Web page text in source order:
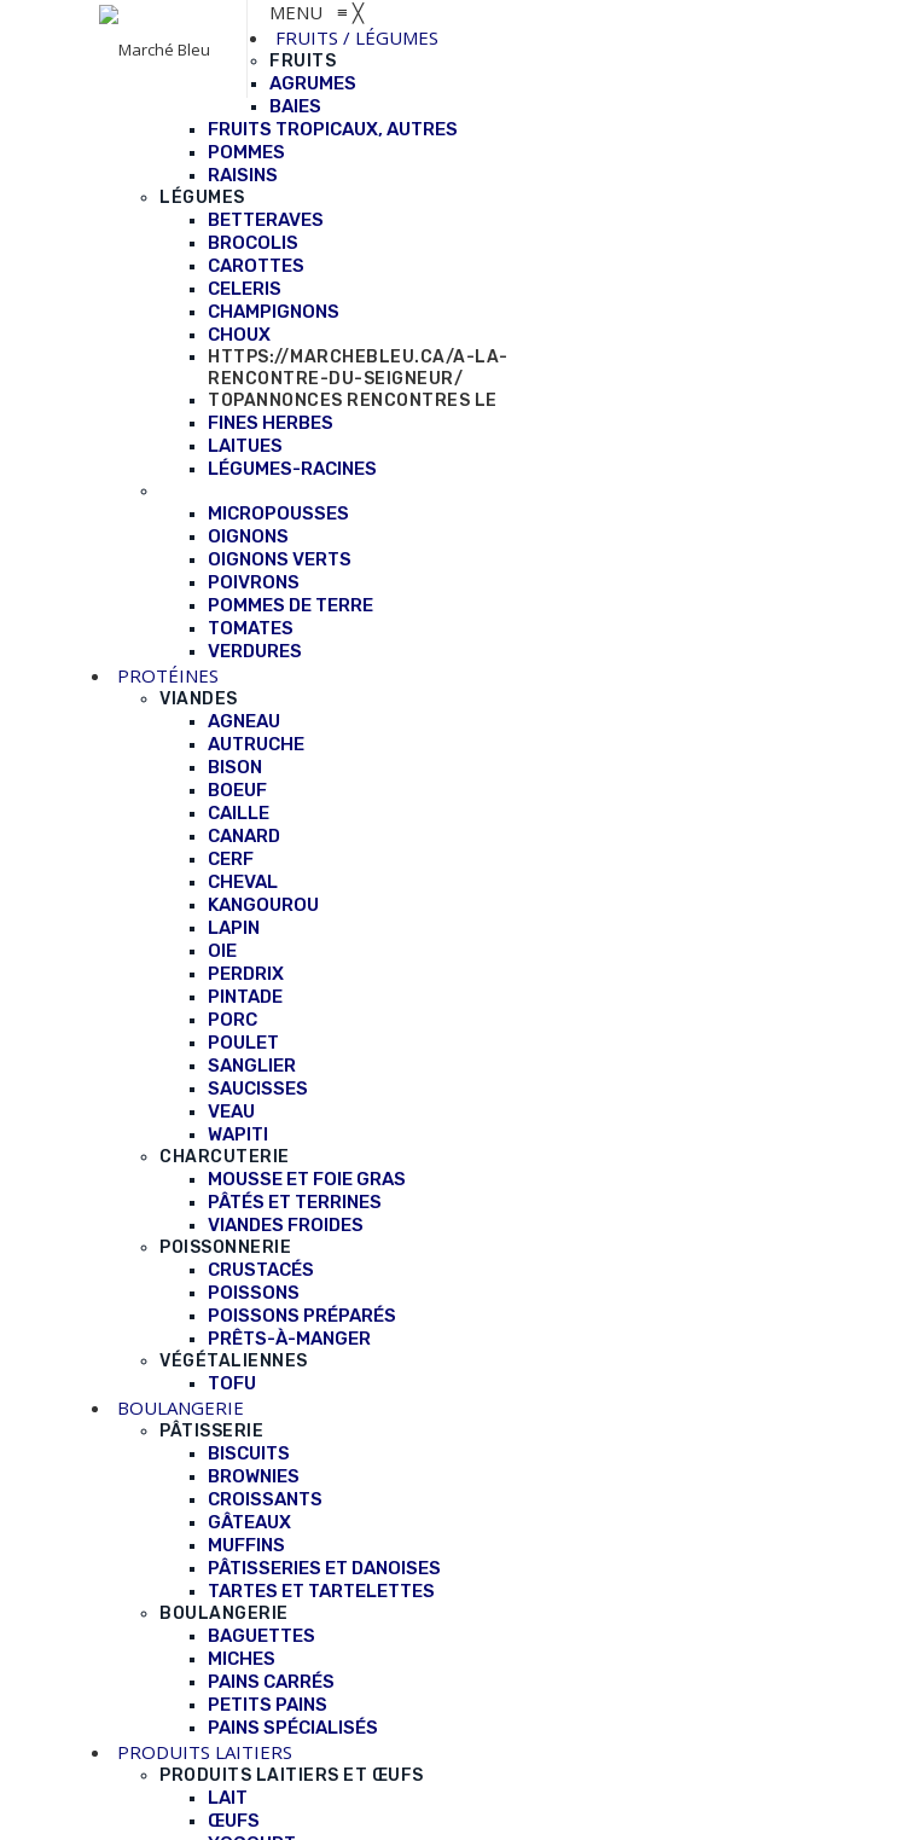
MENU ≡ ╳
FRUITS / LÉGUMES
FRUITS
AGRUMES
BAIES
FRUITS TROPICAUX, AUTRES
POMMES
RAISINS
LÉGUMES
BETTERAVES
BROCOLIS
CAROTTES
CELERIS
CHAMPIGNONS
CHOUX
HTTPS://MARCHEBLEU.CA/A-LA-
RENCONTRE-DU-SEIGNEUR/
TOPANNONCES RENCONTRES LE
FINES HERBES
LAITUES
LÉGUMES-RACINES
MICROPOUSSES
OIGNONS
OIGNONS VERTS
POIVRONS
POMMES DE TERRE
TOMATES
VERDURES
PROTÉINES
VIANDES
AGNEAU
AUTRUCHE
BISON
BOEUF
CAILLE
CANARD
CERF
CHEVAL
KANGOUROU
LAPIN
OIE
PERDRIX
PINTADE
PORC
POULET
SANGLIER
SAUCISSES
VEAU
WAPITI
CHARCUTERIE
MOUSSE ET FOIE GRAS
PÂTÉS ET TERRINES
VIANDES FROIDES
POISSONNERIE
CRUSTACÉS
POISSONS
POISSONS PRÉPARÉS
PRÊTS-À-MANGER
VÉGÉTALIENNES
TOFU
BOULANGERIE
PÂTISSERIE
BISCUITS
BROWNIES
CROISSANTS
GÂTEAUX
MUFFINS
PÂTISSERIES ET DANOISES
TARTES ET TARTELETTES
BOULANGERIE
BAGUETTES
MICHES
PAINS CARRÉS
PETITS PAINS
PAINS SPÉCIALISÉS
PRODUITS LAITIERS
PRODUITS LAITIERS ET ŒUFS
LAIT
ŒUFS